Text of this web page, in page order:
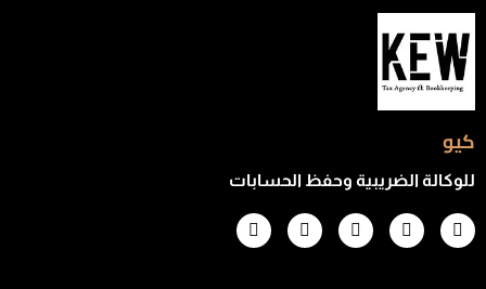
كيو
للوكالة الضريبية وحفظ الحسابات